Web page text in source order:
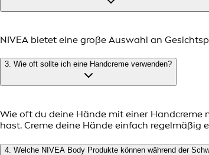
NIVEA bietet eine große Auswahl an
3. Wie oft sollte ich eine Handcreme verwenden?
Wie oft du deine Hände mit einer
hast. Creme deine Hände einfach regelmäßig
4. Welche NIVEA Body Produkte können während der